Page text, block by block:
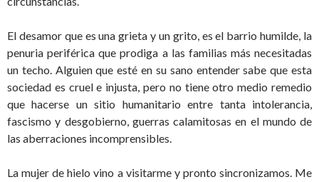
El desamor que es una grieta y un grito, es el barrio humilde, la
penuria periférica que prodiga a las familias más necesitadas
un techo. Alguien que esté en su sano entender sabe que esta
sociedad es cruel e injusta, pero no tiene otro medio remedio
que hacerse un sitio humanitario entre tanta intolerancia,
fascismo y desgobierno, guerras calamitosas en el mundo de
las aberraciones incomprensibles.
La mujer de hielo vino a visitarme y pronto sincronizamos. Me